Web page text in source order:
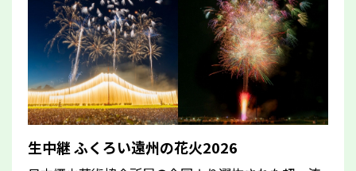
生中継 ふくろい遠州の花火2026